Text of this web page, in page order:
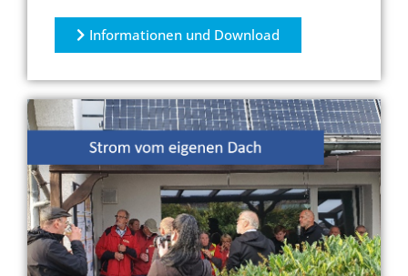
Informationen und Download